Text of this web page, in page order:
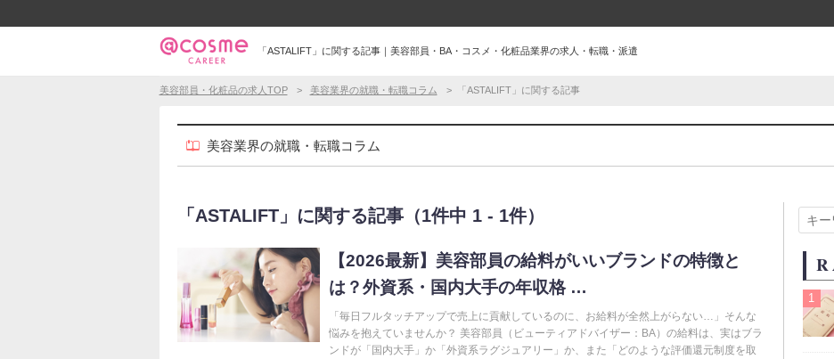
「ASTALIFT」に関する記事｜美容部員・BA・コスメ・化粧品業界の求人・転職・派遣
美容部員・化粧品の求人TOP 美容業界の就職・転職コラム 「ASTALIFT」に関する記事
美容業界の就職・転職コラム
「ASTALIFT」に関する記事（1件中 1 - 1件）
【2026最新】美容部員の給料がいいブランドの特徴と
は？外資系・国内大手の年収格 …
「毎日フルタッチアップで売上に貢献しているのに、お給料が全然上がらない…」そんな
悩みを抱えていませんか？ 美容部員（ビューティアドバイザー：BA）の給料は、実はブラ
ンドが「国内大手」か「外資系ラグジュアリー」か、また「どのような評価還元制度を取
1